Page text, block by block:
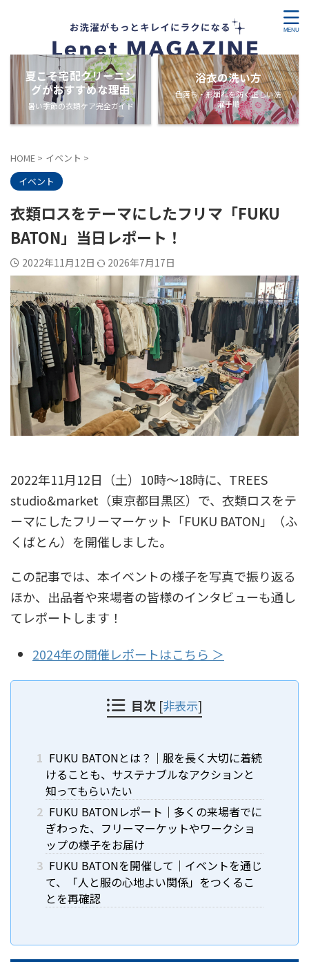
夏こそ宅配クリーニン
グがおすすめな理由
暑い季節の衣類ケア完全ガイド
浴衣の洗い方
色落ち・形崩れを防ぐ正しい洗
濯手順
HOME > イベント >
イベント
衣類ロスをテーマにしたフリマ「FUKU
BATON」当日レポート！
2022年11月12日 2026年7月17日
2022年11月12日（土）10時〜18時に、TREES
studio&market（東京都目黒区）で、衣類ロスをテ
ーマにしたフリーマーケット「FUKU BATON」（ふ
くばとん）を開催しました。
この記事では、本イベントの様子を写真で振り返る
ほか、出品者や来場者の皆様のインタビューも通し
てレポートします！
2024年の開催レポートはこちら ＞
目次 [非表示]
1 FUKU BATONとは？｜服を長く大切に着続
けることも、サステナブルなアクションと
知ってもらいたい
2 FUKU BATONレポート｜多くの来場者でに
ぎわった、フリーマーケットやワークショ
ップの様子をお届け
3 FUKU BATONを開催して｜イベントを通じ
て、「人と服の心地よい関係」をつくるこ
とを再確認